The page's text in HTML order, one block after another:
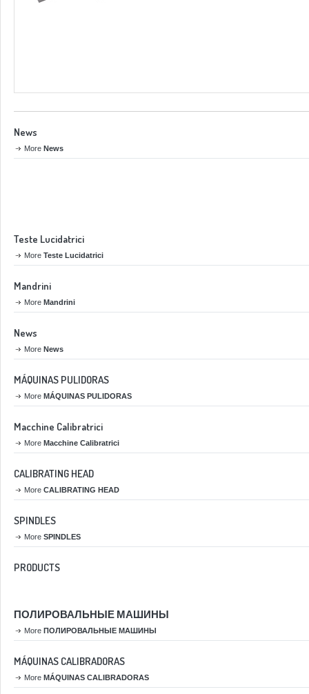
News
More News
Teste Lucidatrici
More Teste Lucidatrici
Mandrini
More Mandrini
News
More News
MÁQUINAS PULIDORAS
More MÁQUINAS PULIDORAS
Macchine Calibratrici
More Macchine Calibratrici
CALIBRATING HEAD
More CALIBRATING HEAD
SPINDLES
More SPINDLES
PRODUCTS
ПОЛИРОВАЛЬНЫЕ МАШИНЫ
More ПОЛИРОВАЛЬНЫЕ МАШИНЫ
MÁQUINAS CALIBRADORAS
More MÁQUINAS CALIBRADORAS